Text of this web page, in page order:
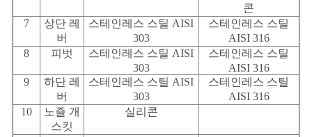
콘
7
상단 레
버
스테인레스 스틸 AISI
303
스테인레스 스틸
AISI 316
8
피벗
스테인레스 스틸 AISI
303
스테인레스 스틸
AISI 316
9
하단 레
버
스테인레스 스틸 AISI
303
스테인레스 스틸
AISI 316
10
노즐 개
스킷
실리콘